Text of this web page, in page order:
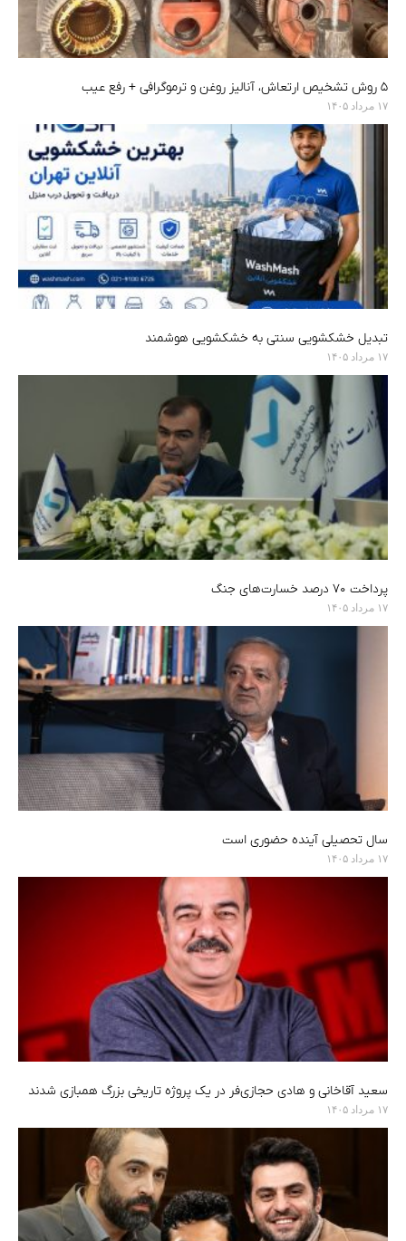
۵ روش تشخیص ارتعاش، آنالیز روغن و ترموگرافی + رفع عیب
۱۷ مرداد ۱۴۰۵
تبدیل خشکشویی سنتی به خشکشویی هوشمند
۱۷ مرداد ۱۴۰۵
پرداخت ۷۰ درصد خسارت‌های جنگ
۱۷ مرداد ۱۴۰۵
سال تحصیلی آینده حضوری است
۱۷ مرداد ۱۴۰۵
سعید آقاخانی و هادی حجازی‌فر در یک پروژه تاریخی بزرگ همبازی شدند
۱۷ مرداد ۱۴۰۵